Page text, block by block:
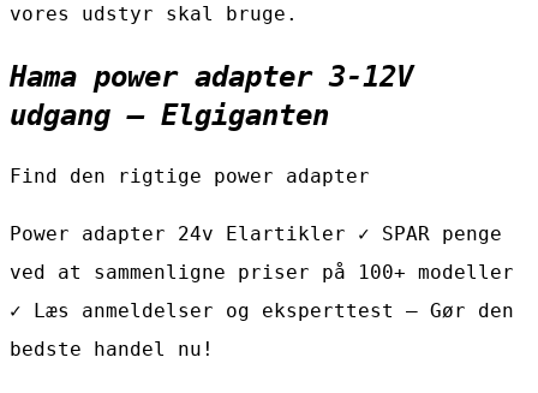
vores udstyr skal bruge.
Hama power adapter 3-12V
udgang – Elgiganten
Find den rigtige power adapter
Power adapter 24v Elartikler ✓ SPAR penge
ved at sammenligne priser på 100+ modeller
✓ Læs anmeldelser og eksperttest – Gør den
bedste handel nu!